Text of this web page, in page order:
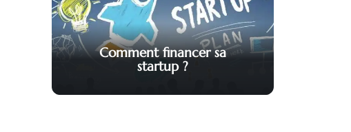
Comment financer sa
startup ?